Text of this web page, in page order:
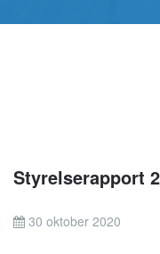
Styrelserapport
30 oktober 2020